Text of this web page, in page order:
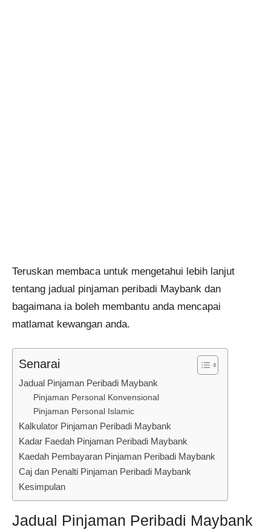
Teruskan membaca untuk mengetahui lebih lanjut
tentang jadual pinjaman peribadi Maybank dan
bagaimana ia boleh membantu anda mencapai
matlamat kewangan anda.
Senarai
Jadual Pinjaman Peribadi Maybank
Pinjaman Personal Konvensional
Pinjaman Personal Islamic
Kalkulator Pinjaman Peribadi Maybank
Kadar Faedah Pinjaman Peribadi Maybank
Kaedah Pembayaran Pinjaman Peribadi Maybank
Caj dan Penalti Pinjaman Peribadi Maybank
Kesimpulan
Jadual Pinjaman Peribadi Maybank